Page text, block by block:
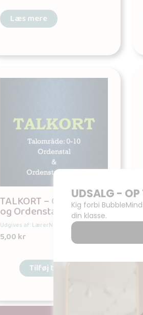
Læs mere
TALKORT – Ordenstal
og Ordenstalnavne
Udgives af: LærerNemt
5,00kr
Tilføj til kurv